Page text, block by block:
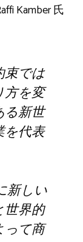
Kamber 氏
束では
方を変
る新世
を代表
新しい
世界的
って商